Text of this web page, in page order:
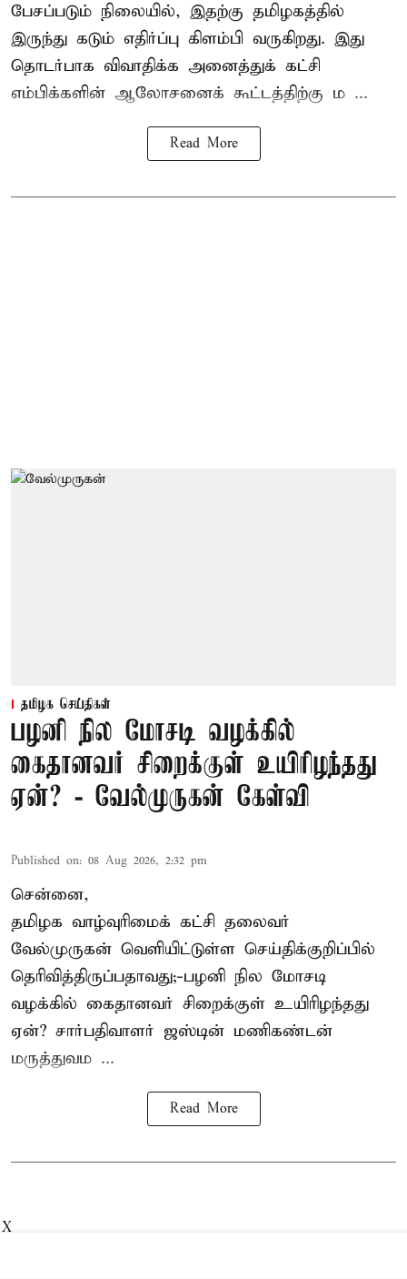
பேசப்படும் நிலையில், இதற்கு தமிழகத்தில்
இருந்து கடும் எதிர்ப்பு கிளம்பி வருகிறது. இது
தொடர்பாக விவாதிக்க அனைத்துக் கட்சி
எம்பிக்களின் ஆலோசனைக் கூட்டத்திற்கு ம ...
Read More
தமிழக செய்திகள்
பழனி நில மோசடி வழக்கில்
கைதானவர் சிறைக்குள் உயிரிழந்தது
ஏன்? - வேல்முருகன் கேள்வி
Published on: 08 Aug 2026, 2:32 pm
சென்னை,
தமிழக வாழ்வுரிமைக் கட்சி தலைவர்
வேல்முருகன் வெளியிட்டுள்ள செய்திக்குறிப்பில்
தெரிவித்திருப்பதாவது;-பழனி நில மோசடி
வழக்கில் கைதானவர் சிறைக்குள் உயிரிழந்தது
ஏன்? சார்பதிவாளர் ஜஸ்டின் மணிகண்டன்
மருத்துவம ...
Read More
X